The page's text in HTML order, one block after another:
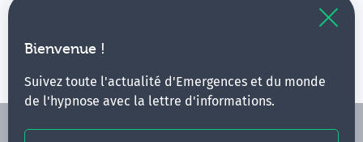
Bienvenue !
Suivez toute l'actualité d'Emergences et du monde
de l'hypnose avec la lettre d'informations.
Vous pouvez renouveler votre requête en élargissant